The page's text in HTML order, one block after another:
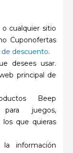
cualquier sitio
Cuponofertas
descuento.
desees usar.
principal de
Beep
juegos,
los que quieras
información